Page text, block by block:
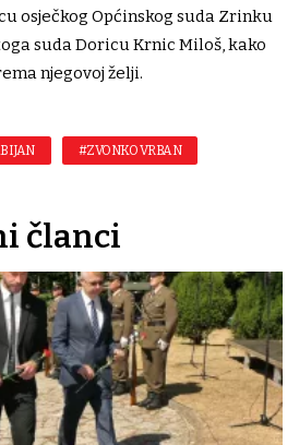
osječkog Općinskog suda Zrinku
suda Doricu Krnic Miloš, kako
njegovoj želji.
#ZVONKO VRBAN
članci